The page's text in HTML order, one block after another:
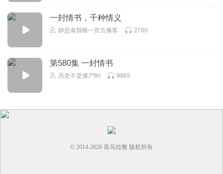
一封情书，千种情义
静思有我唯一官方播客 2780
第580集 一封情书
历史不是僵尸fm 9965
© 2014-2026 喜马拉雅 版权所有